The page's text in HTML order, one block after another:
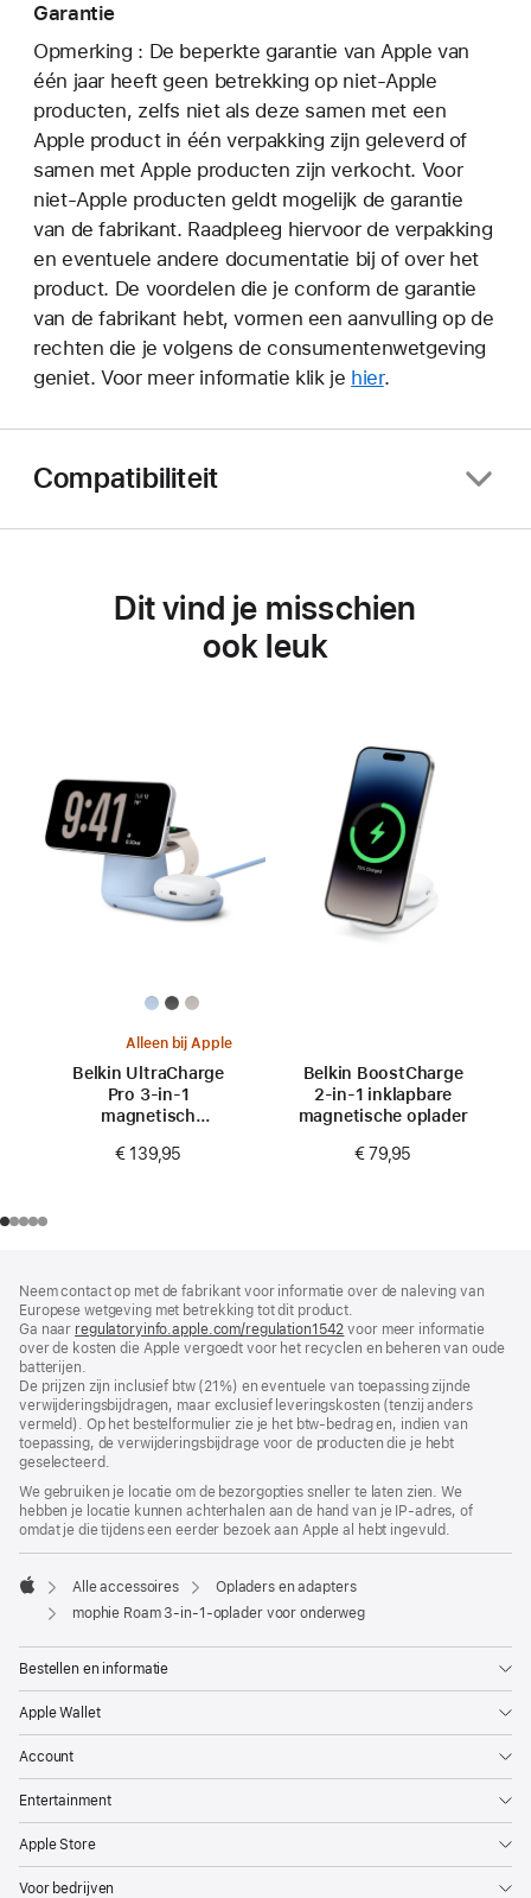
Garantie
Opmerking : De beperkte garantie van Apple van
één jaar heeft geen betrekking op niet-Apple
producten, zelfs niet als deze samen met een
Apple product in één verpakking zijn geleverd of
samen met Apple producten zijn verkocht. Voor
niet-Apple producten geldt mogelijk de garantie
van de fabrikant. Raadpleeg hiervoor de verpakking
en eventuele andere documentatie bij of over het
product. De voordelen die je conform de garantie
van de fabrikant hebt, vormen een aanvulling op de
rechten die je volgens de consumentenwetgeving
geniet. Voor meer informatie klik je hier.
Compatibiliteit
Dit vind je misschien
ook leuk
Alleen bij Apple
Belkin UltraCharge
Pro 3-in-1
magnetisch
€ 139,95
Belkin BoostCharge
2-in-1 inklapbare
magnetische oplader
€ 79,95
Neem contact op met de fabrikant voor informatie over de naleving van
Europese wetgeving met betrekking tot dit product.
Ga naar regulatoryinfo.apple.com/regulation1542 (wordt
in
venster
geopend)
voor meer informatie
over de kosten die Apple vergoedt voor het recyclen en beheren van oude
batterijen.
De prijzen zijn inclusief btw (21%) en eventuele van toepassing zijnde
verwijderingsbijdragen, maar exclusief leveringskosten (tenzij anders
vermeld). Op het bestelformulier zie je het btw-bedrag en, indien van
toepassing, de verwijderingsbijdrage voor de producten die je hebt
geselecteerd.
We gebruiken je locatie om de bezorgopties sneller te laten zien. We
hebben je locatie kunnen achterhalen aan de hand van je IP-adres, of
omdat je die tijdens een eerder bezoek aan Apple al hebt ingevuld.
Apple
Alle accessoires
Opladers en adapters
mophie Roam 3-in-1-oplader voor onderweg
Bestellen en informatie
Apple Wallet
Account
Entertainment
Apple Store
Voor bedrijven